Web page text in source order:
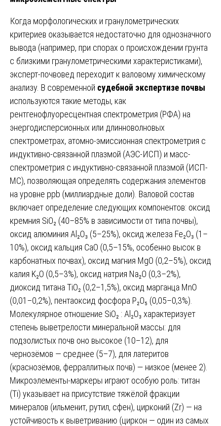
Когда морфологических и гранулометрических
критериев оказывается недостаточно для однозначного
вывода (например, при спорах о происхождении грунта
с близкими гранулометрическими характеристиками),
эксперт-почвовед переходит к валовому химическому
анализу. В современной судебной экспертизе почвы
используются такие методы, как
рентгенофлуоресцентная спектрометрия (РФА) на
энергодисперсионных или длинноволновых
спектрометрах, атомно-эмиссионная спектрометрия с
индуктивно-связанной плазмой (АЭС-ИСП) и масс-
спектрометрия с индуктивно-связанной плазмой (ИСП-
МС), позволяющая определять содержания элементов
на уровне ppb (миллиардные доли). Валовой состав
включает определение следующих компонентов: оксид
кремния SiO₂ (40–85% в зависимости от типа почвы),
оксид алюминия Al₂O₃ (5–25%), оксид железа Fe₂O₃ (1–
10%), оксид кальция CaO (0,5–15%, особенно высок в
карбонатных почвах), оксид магния MgO (0,2–5%), оксид
калия K₂O (0,5–3%), оксид натрия Na₂O (0,3–2%),
диоксид титана TiO₂ (0,2–1,5%), оксид марганца MnO
(0,01–0,2%), пентаоксид фосфора P₂O₅ (0,05–0,3%).
Молекулярное отношение SiO₂ : Al₂O₃ характеризует
степень выветрелости минеральной массы: для
подзолистых почв оно высокое (10–12), для
чернозёмов — среднее (5–7), для латеритов
(краснозёмов, ферраллитных почв) — низкое (менее 2).
Микроэлементы-маркеры играют особую роль: титан
(Ti) указывает на присутствие тяжёлой фракции
минералов (ильменит, рутил, сфен), цирконий (Zr) — на
устойчивость к выветриванию (циркон — один из самых